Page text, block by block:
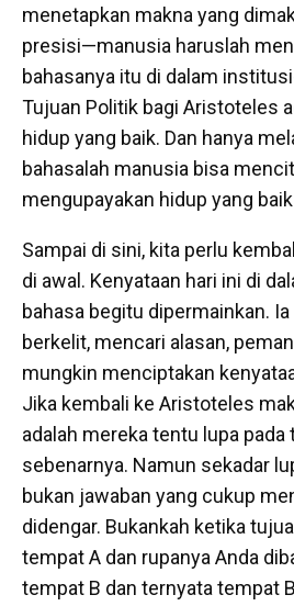
menetapkan makna yang
presisi—manusia haruslah
bahasanya itu di dalam
Tujuan Politik bagi Aristoteles
hidup yang baik. Dan hanya
bahasalah manusia bisa
mengupayakan hidup yang
Sampai di sini, kita perlu
di awal. Kenyataan hari ini di
bahasa begitu dipermainkan.
berkelit, mencari alasan,
mungkin menciptakan
Jika kembali ke Aristoteles
adalah mereka tentu lupa
sebenarnya. Namun sekadar
bukan jawaban yang cukup
didengar. Bukankah ketika
tempat A dan rupanya Anda
tempat B dan ternyata tempat